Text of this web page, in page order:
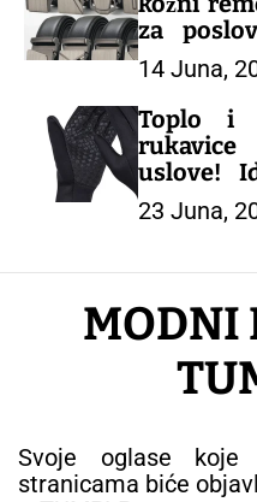
za
srednje
MUŠKI
14 Juna,
Toplo i
uslove!
žene koji
23 Juna,
MODNI
Svoje oglase
stranicama biće